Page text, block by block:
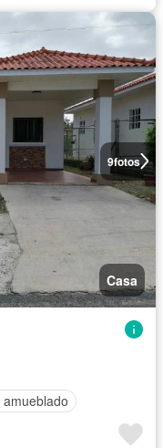
9fotos
Casa